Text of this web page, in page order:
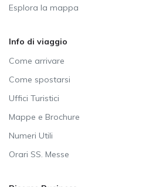
Esplora la mappa
Info di viaggio
Come arrivare
Come spostarsi
Uffici Turistici
Mappe e Brochure
Numeri Utili
Orari SS. Messe